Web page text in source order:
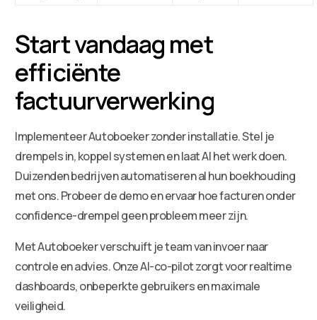
Start vandaag met
efficiënte
factuurverwerking
Implementeer Autoboeker zonder installatie. Stel je
drempels in, koppel systemen en laat AI het werk doen.
Duizenden bedrijven automatiseren al hun boekhouding
met ons. Probeer de demo en ervaar hoe facturen onder
confidence-drempel geen probleem meer zijn.
Met Autoboeker verschuift je team van invoer naar
controle en advies. Onze AI-co-pilot zorgt voor realtime
dashboards, onbeperkte gebruikers en maximale
veiligheid.